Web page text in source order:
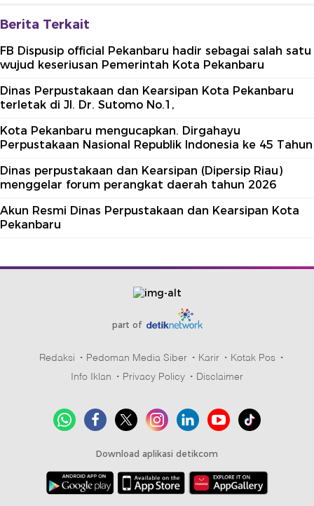
Berita Terkait
FB Dispusip official Pekanbaru hadir sebagai salah satu
wujud keseriusan Pemerintah Kota Pekanbaru
Dinas Perpustakaan dan Kearsipan Kota Pekanbaru
terletak di Jl. Dr. Sutomo No.1,
Kota Pekanbaru mengucapkan. Dirgahayu
Perpustakaan Nasional Republik Indonesia ke 45 Tahun
Dinas perpustakaan dan Kearsipan (Dipersip Riau)
menggelar forum perangkat daerah tahun 2026
Akun Resmi Dinas Perpustakaan dan Kearsipan Kota
Pekanbaru
part of
Redaksi Pedoman Media Siber Karir
Kotak Pos
Info Iklan
Privacy Policy Disclaimer
Download aplikasi detikcom